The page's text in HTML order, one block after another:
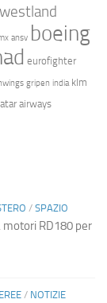
ansv boeing
eurofighter
gripen india klm
airways
/ SPAZIO
motori RD180 per
/ NOTIZIE